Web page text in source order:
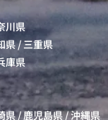
川県
県/三重県
庫県
県/鹿児島県/沖縄県